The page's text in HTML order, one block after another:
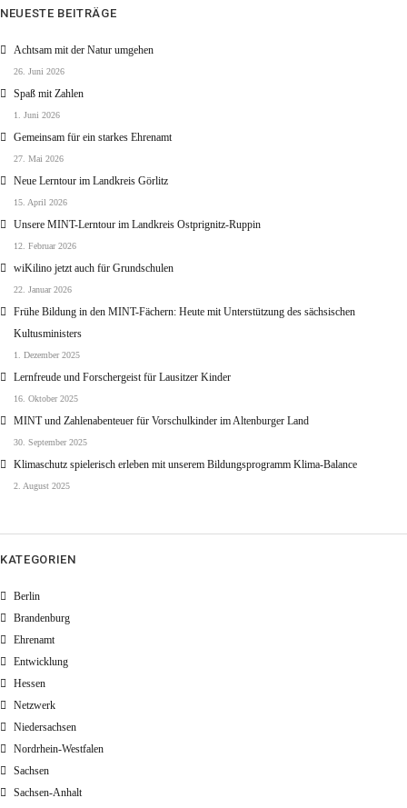
NEUESTE BEITRÄGE
Achtsam mit der Natur umgehen
26. Juni 2026
Spaß mit Zahlen
1. Juni 2026
Gemeinsam für ein starkes Ehrenamt
27. Mai 2026
Neue Lerntour im Landkreis Görlitz
15. April 2026
Unsere MINT-Lerntour im Landkreis Ostprignitz-Ruppin
12. Februar 2026
wiKilino jetzt auch für Grundschulen
22. Januar 2026
Frühe Bildung in den MINT-Fächern: Heute mit Unterstützung des sächsischen
Kultusministers
1. Dezember 2025
Lernfreude und Forschergeist für Lausitzer Kinder
16. Oktober 2025
MINT und Zahlenabenteuer für Vorschulkinder im Altenburger Land
30. September 2025
Klimaschutz spielerisch erleben mit unserem Bildungsprogramm Klima-Balance
2. August 2025
KATEGORIEN
Berlin
Brandenburg
Ehrenamt
Entwicklung
Hessen
Netzwerk
Niedersachsen
Nordrhein-Westfalen
Sachsen
Sachsen-Anhalt